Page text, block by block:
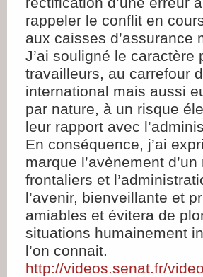
rappeler le conflit en
aux caisses d’assurance
J’ai souligné le
travailleurs, au carrefour
international mais aussi
par nature, à un risque
leur rapport avec
En conséquence, j’ai
marque l’avènement
frontaliers et
l’avenir, bienveillante et
amiables et évitera de
situations humainement
l’on connait.
http://videos.senat.fr/